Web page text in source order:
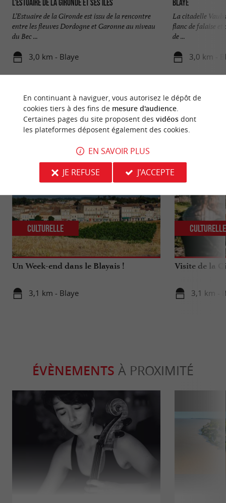
L'Estuaire de la Gironde et ses îles
L’Estuaire de la Gironde est issu de la rencontre
entre les fleuves Dordogne et Garonne au niveau
du Bec ...
3,0 km - Blaye
Blaye
La citadelle
flanc de falaise
de ...
3,0 km -
NOUS AVONS TESTÉPOUR VOUS
Un Week-end dans le Blayais !
3,1 km - Blaye
Culturelle
Visite de la
3,1 km -
Culturelle
ÉVÈNEMENTS À PROXIMITÉ
En continuant à naviguer, vous autorisez le dépôt de
cookies tiers à des fins de mesure d'audience.
Certaines pages du site proposent des vidéosdont
les plateformes déposent également des cookies.
EN SAVOIR PLUS
JE REFUSE
J'ACCEPTE